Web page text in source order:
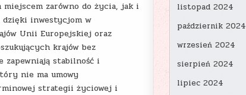
zarówno do życia, jak i
dzięki inwestycjom w
Unii Europejskiej oraz
krajów bez
stabilność i
nie ma umowy
strategii życiowej i
listopad 2024
październik 2024
wrzesień 2024
sierpień 2024
lipiec 2024